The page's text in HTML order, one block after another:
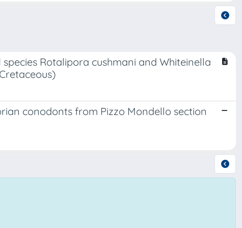
Rotalipora cushmani and Whiteinella
conodonts from Pizzo Mondello section